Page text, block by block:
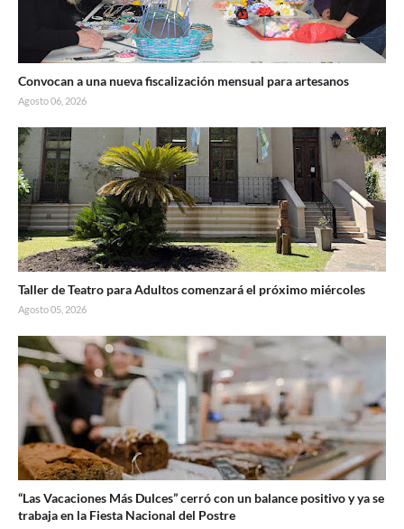
Convocan a una nueva fiscalización mensual para artesanos
Agosto 06, 2026
Taller de Teatro para Adultos comenzará el próximo miércoles
Agosto 05, 2026
“Las Vacaciones Más Dulces” cerró con un balance positivo y ya se
trabaja en la Fiesta Nacional del Postre